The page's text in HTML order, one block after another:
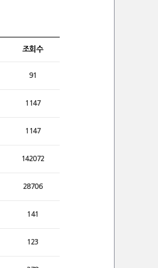
조회수
91
1147
1147
142072
28706
141
123